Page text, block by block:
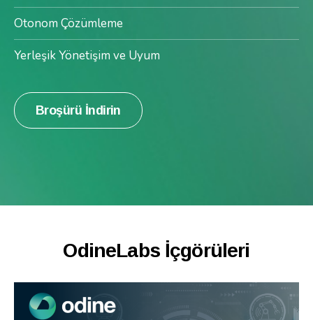
Otonom Çözümleme
Yerleşik Yönetişim ve Uyum
Broşürü İndirin
OdineLabs İçgörüleri